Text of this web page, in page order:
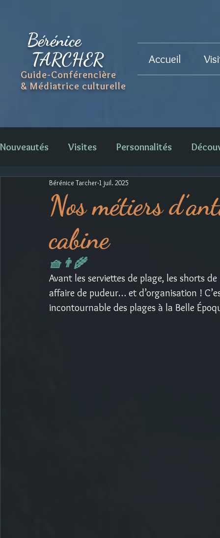
Bérénice
TARCHER
Guide-Conférencière
& Médiatrice culturelle
Accueil
Nouveautés Visites Personnalités
Nos métiers
cabine
Bérénice Tarcher 1 juil. 2025
🧺👨‍🌾
Avant les serviettes de plage, les shorts
affaire de pudeur… et d’organisation !
incontournable des plages à la Belle